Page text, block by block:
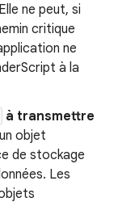
ne peut, si
critique
ne
à la
à transmettre
objet
de stockage
Les